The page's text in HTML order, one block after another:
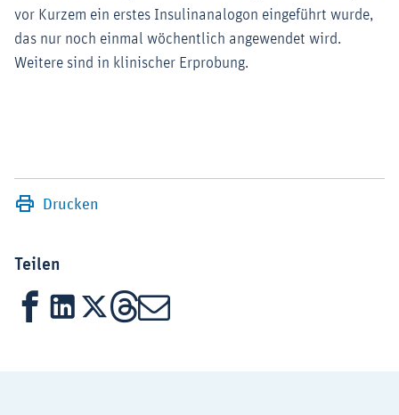
vor Kurzem ein erstes Insulinanalogon eingeführt wurde,
das nur noch einmal wöchentlich angewendet wird.
Weitere sind in klinischer Erprobung.
Drucken
Teilen
FacebookLinkedIn
X Threads
Mail